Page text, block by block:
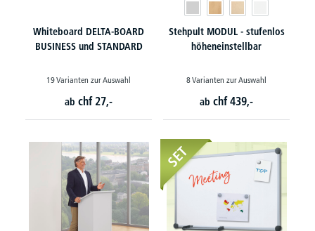
Whiteboard DELTA-BOARD
BUSINESS und STANDARD
19 Varianten zur Auswahl
ab chf 27,-
Stehpult MODUL - stufenlos
höheneinstellbar
8 Varianten zur Auswahl
ab chf 439,-
SET